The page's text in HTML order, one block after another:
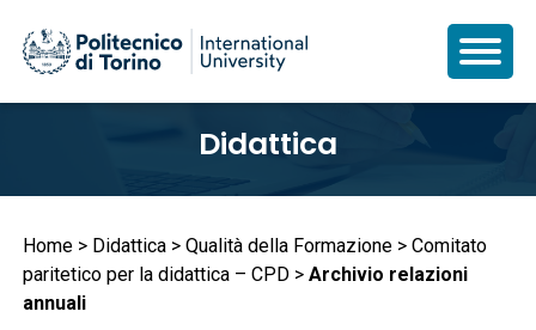
principale
Didattica
Briciole
di
Home Didattica Qualità della Formazione
Comitato
paritetico per la didattica – CPD
Archivio relazioni
annuali